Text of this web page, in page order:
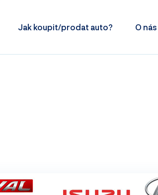
Jak koupit/prodat auto? O nás